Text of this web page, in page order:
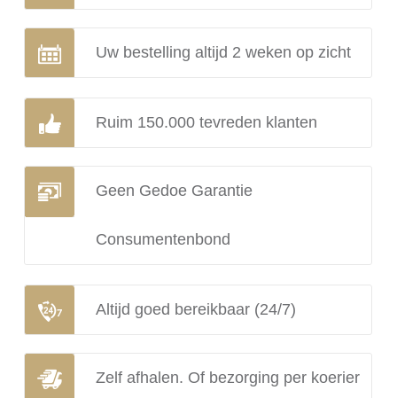
Uw bestelling altijd 2 weken op zicht
Ruim 150.000 tevreden klanten
Geen Gedoe Garantie
Consumentenbond
Altijd goed bereikbaar (24/7)
Zelf afhalen. Of bezorging per koerier